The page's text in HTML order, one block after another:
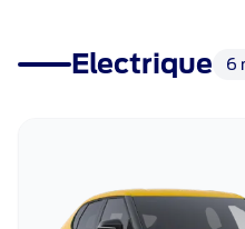
Electrique 6